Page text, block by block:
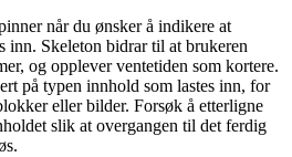
når du ønsker å indikere at
inn. Skeleton bidrar til at brukeren
og opplever ventetiden som kortere.
på typen innhold som lastes inn, for
eller bilder. Forsøk å etterligne
slik at overgangen til det ferdig